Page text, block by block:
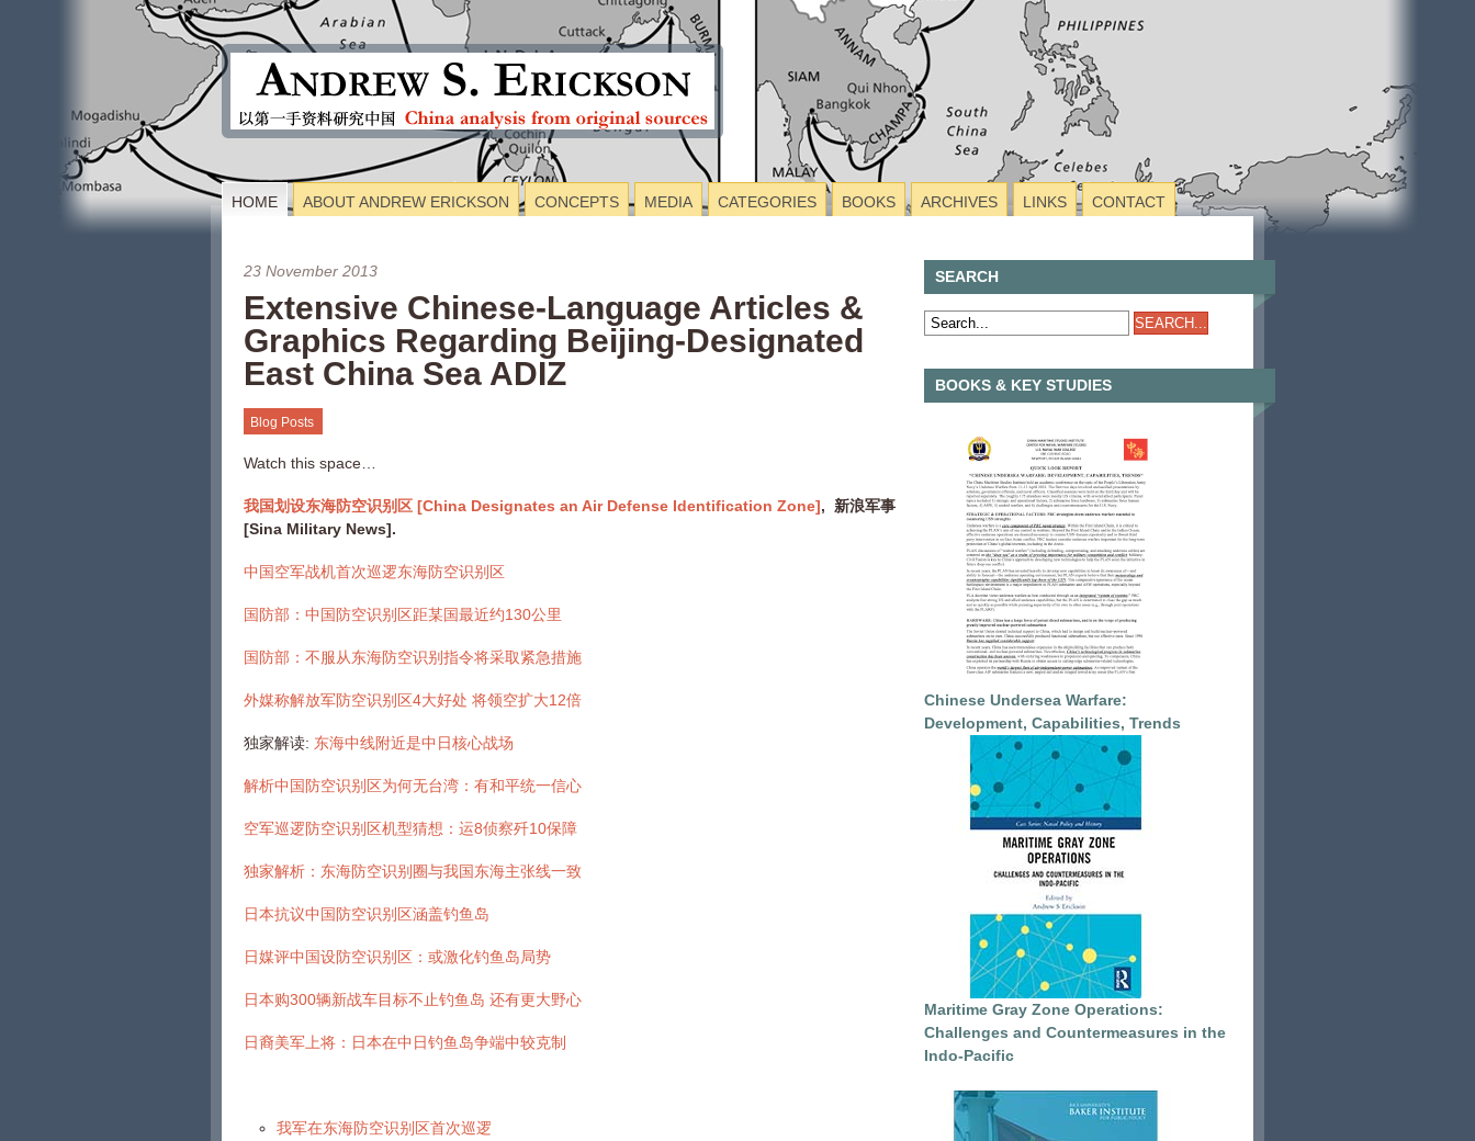
HOME ABOUT ANDREW ERICKSON CONCEPTS MEDIA CATEGORIES BOOKS ARCHIVES LINKS CONTACT
23 November 2013
Extensive Chinese-Language Articles &
Graphics Regarding Beijing-Designated
East China Sea ADIZ
Blog Posts
Watch this space…
我国划设东海防空识别区 [China Designates an Air Defense Identification Zone], 新浪军事
[Sina Military News].
中国空军战机首次巡逻东海防空识别区
国防部：中国防空识别区距某国最近约130公里
国防部：不服从东海防空识别指令将采取紧急措施
外媒称解放军防空识别区4大好处 将领空扩大12倍
独家解读: 东海中线附近是中日核心战场
解析中国防空识别区为何无台湾：有和平统一信心
空军巡逻防空识别区机型猜想：运8侦察歼10保障
独家解析：东海防空识别圈与我国东海主张线一致
日本抗议中国防空识别区涵盖钓鱼岛
日媒评中国设防空识别区：或激化钓鱼岛局势
日本购300辆新战车目标不止钓鱼岛 还有更大野心
日裔美军上将：日本在中日钓鱼岛争端中较克制
我军在东海防空识别区首次巡逻
SEARCH
BOOKS & KEY STUDIES
Chinese Undersea Warfare:
Development, Capabilities, Trends
Maritime Gray Zone Operations:
Challenges and Countermeasures in the
Indo-Pacific